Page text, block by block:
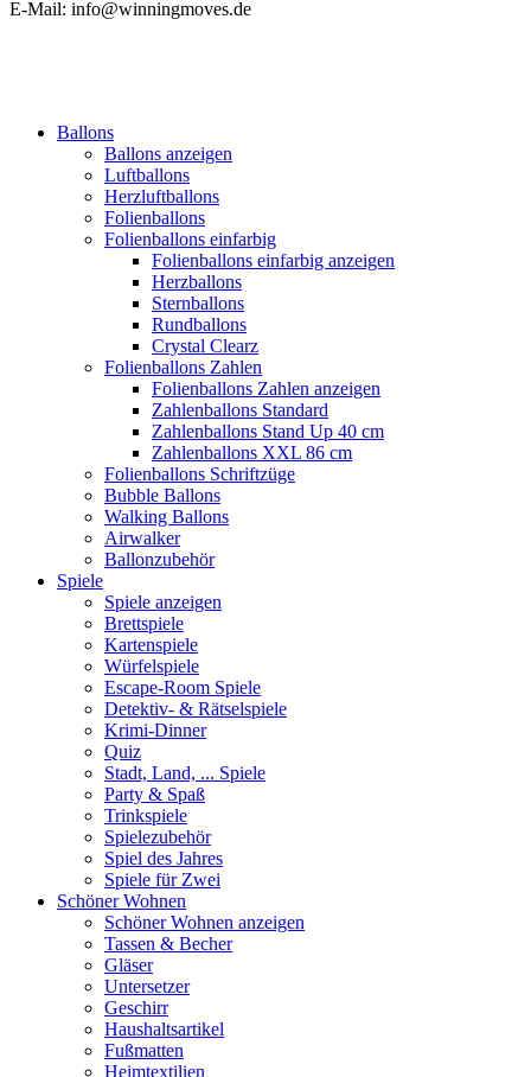
E-Mail: info@winningmoves.de
Ballons
Ballons anzeigen
Luftballons
Herzluftballons
Folienballons
Folienballons einfarbig
Folienballons einfarbig anzeigen
Herzballons
Sternballons
Rundballons
Crystal Clearz
Folienballons Zahlen
Folienballons Zahlen anzeigen
Zahlenballons Standard
Zahlenballons Stand Up 40 cm
Zahlenballons XXL 86 cm
Folienballons Schriftzüge
Bubble Ballons
Walking Ballons
Airwalker
Ballonzubehör
Spiele
Spiele anzeigen
Brettspiele
Kartenspiele
Würfelspiele
Escape-Room Spiele
Detektiv- & Rätselspiele
Krimi-Dinner
Quiz
Stadt, Land, ... Spiele
Party & Spaß
Trinkspiele
Spielezubehör
Spiel des Jahres
Spiele für Zwei
Schöner Wohnen
Schöner Wohnen anzeigen
Tassen & Becher
Gläser
Untersetzer
Geschirr
Haushaltsartikel
Fußmatten
Heimtextilien